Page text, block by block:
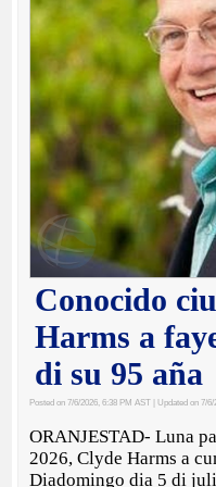
Conocido
Harms a
di su 95 aña
Posted on 7/6/2026, 6:38 PM AST | Updated on 7/
ORANJESTAD- Luna
2026, Clyde Harms a
Diadomingo dia 5 di